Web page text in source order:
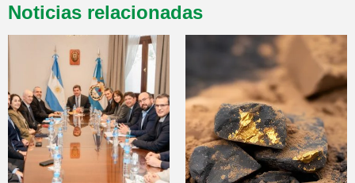
Noticias relacionadas